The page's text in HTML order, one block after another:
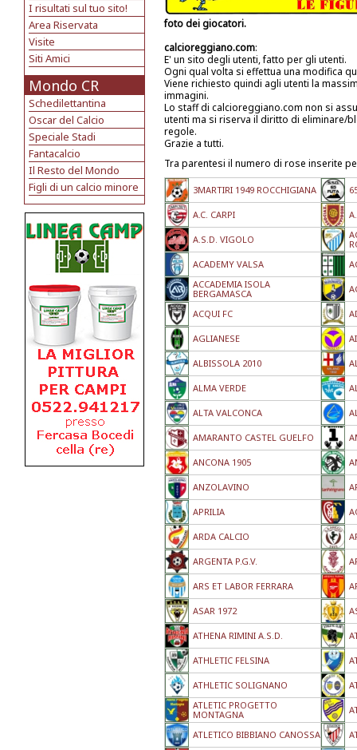
I risultati sul tuo sito!
Area Riservata
Visite
Siti Amici
Mondo CR
Schedilettantina
Oscar del Calcio
Speciale Stadi
Fantacalcio
Il Resto del Mondo
Figli di un calcio minore
foto dei giocatori.
calcioreggiano.com:
E' un sito degli utenti, fatto per gli utenti.
Ogni qual volta si effettua una modifica
Viene richiesto quindi agli utenti la
immagini.
Lo staff di calcioreggiano.com non si
utenti ma si riserva il diritto di eliminare/
regole.
Grazie a tutti.
Tra parentesi il numero di rose inserite
3MARTIRI 1949 ROCCHIGIANA
A.C. CARPI
A.S.D. VIGOLO
ACADEMY VALSA
ACCADEMIA ISOLA
BERGAMASCA
ACQUI FC
AGLIANESE
ALBISSOLA 2010
ALMA VERDE
ALTA VALCONCA
AMARANTO CASTEL GUELFO
ANCONA 1905
ANZOLAVINO
APRILIA
ARDA CALCIO
ARGENTA P.G.V.
ARS ET LABOR FERRARA
ASAR 1972
ATHENA RIMINI A.S.D.
ATHLETIC FELSINA
ATHLETIC SOLIGNANO
ATLETIC PROGETTO
MONTAGNA
ATLETICO BIBBIANO CANOSSA